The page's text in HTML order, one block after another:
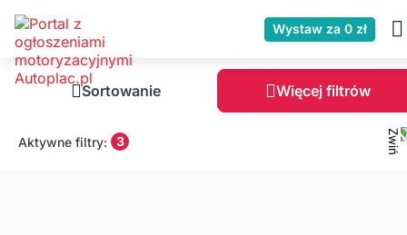
Wystaw za 0 zł
Sortowanie Więcej filtrów
Aktywne filtry: 3